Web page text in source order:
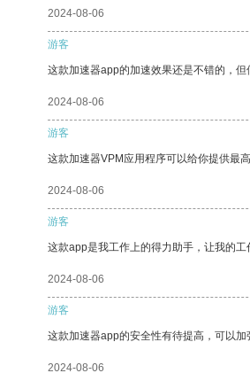
2024-08-06
游客
这款加速器app的加速效果还是不错的，但
2024-08-06
游客
这款加速器VPM应用程序可以给你提供最
2024-08-06
游客
这款app是我工作上的得力助手，让我的
2024-08-06
游客
这款加速器app的安全性有待提高，可以加
2024-08-06